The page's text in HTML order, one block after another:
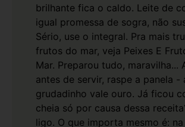
brilhante fica o caldo. Leite de
igual promessa de sogra, não
Sério, use o integral. Pra mais
frutos do mar, veja Peixes E
Mar. Preparou tudo, maravilha...
antes de servir, raspe a panela -
grudadinho vale ouro. Já ficou
cheia só por causa dessa
ligo. O que importa mesmo é: na